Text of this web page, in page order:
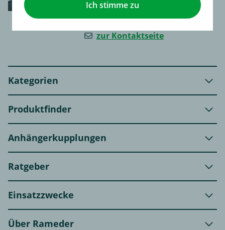
0367 343 5487
0367 343 5315
zur Kontaktseite
Kategorien
Produktfinder
Anhängerkupplungen
Ratgeber
Einsatzzwecke
Über Rameder
Ich stimme zu